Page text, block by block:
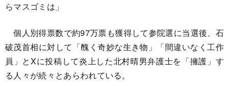
らマスゴミは」
個人別得票数で約97万票も獲得して参院選に当選後、石
破茂首相に対して「醜く奇妙な生き物」「間違いなく工作
員」とXに投稿して炎上した北村晴男弁護士を「擁護」す
る人々が続々とあらわれている。